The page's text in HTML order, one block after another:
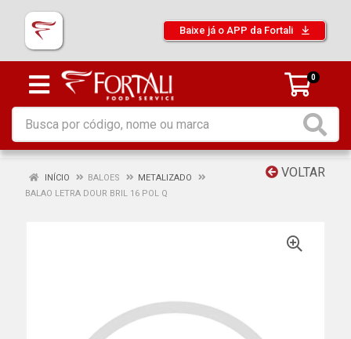
Baixe já o APP da Fortali
0
VOLTAR
INÍCIO BALOES
METALIZADO
BALAO LETRA DOUR BRIL 16 POL Q